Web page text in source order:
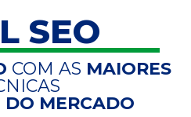
SEO
COM AS MAIORES
DO MERCADO